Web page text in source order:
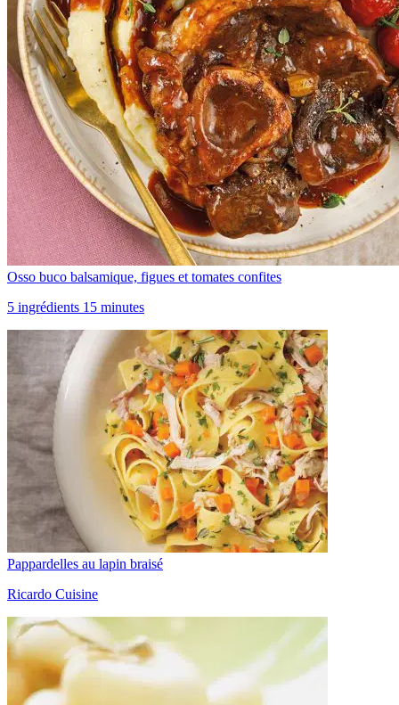
Osso buco balsamique, figues et tomates confites
5 ingrédients 15 minutes
Pappardelles au lapin braisé
Ricardo Cuisine